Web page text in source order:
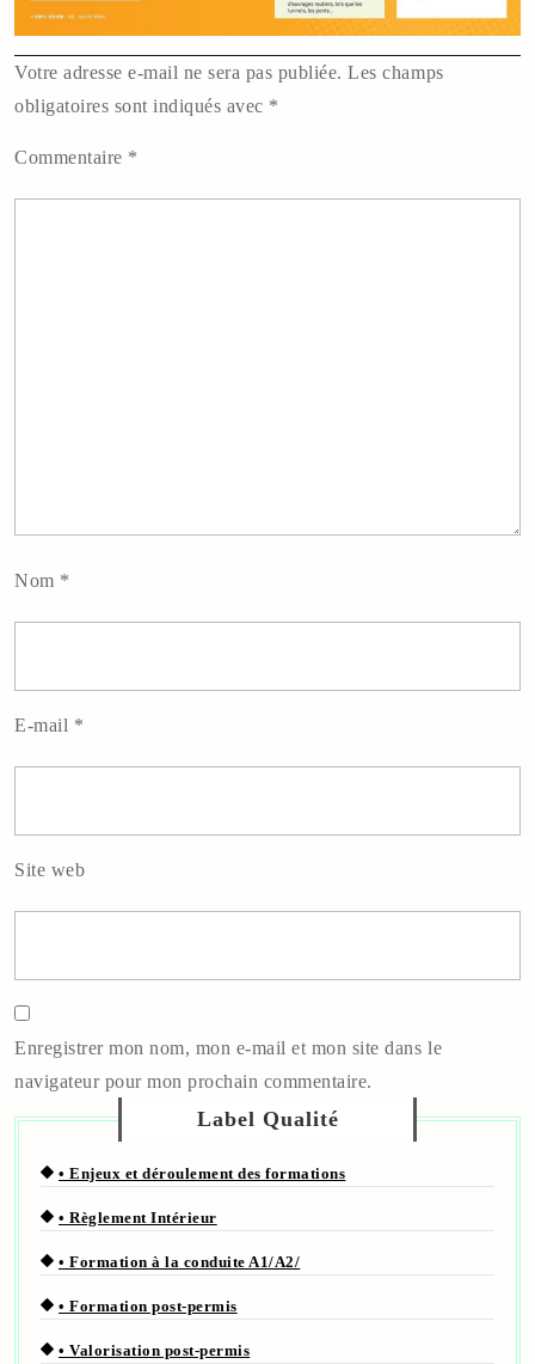
Votre adresse e-mail ne sera pas publiée. Les champs
obligatoires sont indiqués avec *
Commentaire *
Nom *
E-mail *
Site web
Enregistrer mon nom, mon e-mail et mon site dans le
navigateur pour mon prochain commentaire.
Label Qualité
• Enjeux et déroulement des formations
• Règlement Intérieur
• Formation à la conduite A1/A2/
• Formation post-permis
• Valorisation post-permis